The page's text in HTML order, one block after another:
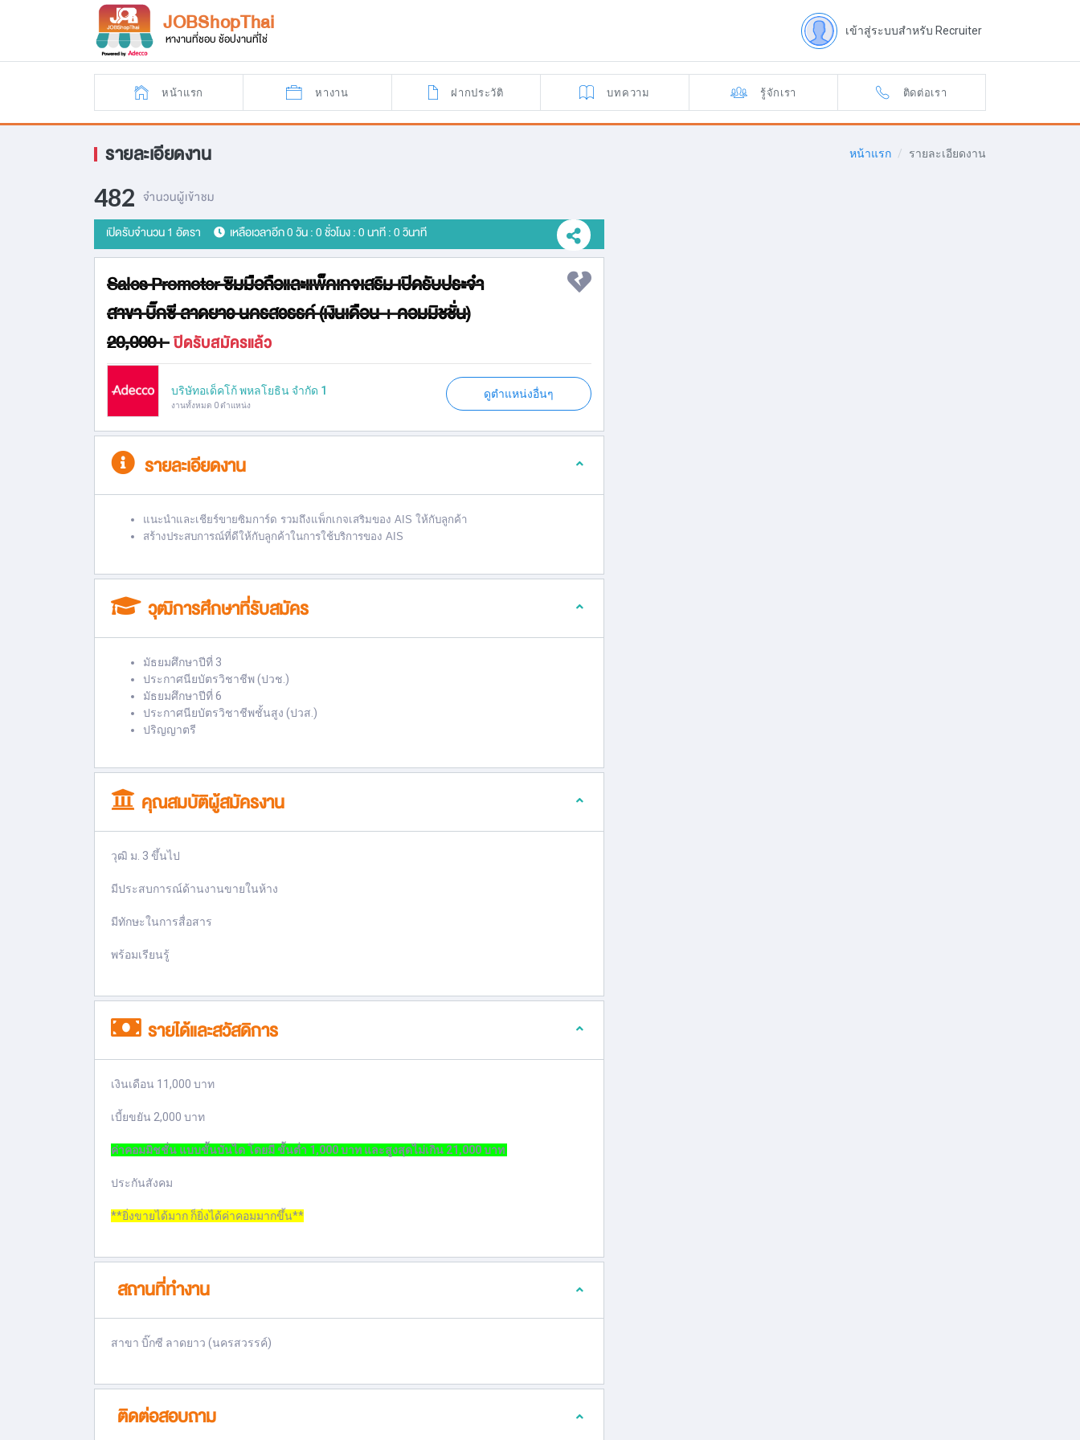
JOBShopThai
หางานที่ชอบ ช้อปงานที่ใช่
เข้าสู่ระบบสำหรับ Recruiter
หน้าแรก หางาน ฝากประวัติ บทความ รู้จักเรา ติดต่อเรา
หน้าแรก รายละเอียดงาน
รายละเอียดงาน
482 จำนวนผู้เข้าชม
เปิดรับจำนวน 1 อัตรา
เหลือเวลาอีก0 วัน : 0 ชั่วโมง : 0 นาที : 0 วินาที
Sales Promoter ซิมมือถือและแพ็คเกจเสริม เปิดรับประจำ
สาขา บิ๊กซี ลาดยาว นครสวรรค์ (เงินเดือน + คอมมิชชั่น)
20,000+ปิดรับสมัครแล้ว
บริษัทอเด็คโก้ พหลโยธิน จำกัด 1
งานทั้งหมด 0 ตำแหน่ง
ดูตำแหน่งอื่นๆ
รายละเอียดงาน
แนะนำและเชียร์ขายซิมการ์ด รวมถึงแพ็กเกจเสริมของ AIS ให้กับลูกค้า
สร้างประสบการณ์ที่ดีให้กับลูกค้าในการใช้บริการของ AIS
วุฒิการศึกษาที่รับสมัคร
มัธยมศึกษาปีที่ 3
ประกาศนียบัตรวิชาชีพ (ปวช.)
มัธยมศึกษาปีที่ 6
ประกาศนียบัตรวิชาชีพชั้นสูง (ปวส.)
ปริญญาตรี
คุณสมบัติผู้สมัครงาน
วุฒิ ม. 3 ขึ้นไป
มีประสบการณ์ด้านงานขายในห้าง
มีทักษะในการสื่อสาร
พร้อมเรียนรู้
รายได้และสวัสดิการ
เงินเดือน 11,000 บาท
เบี้ยขยัน 2,000 บาท
ค่าคอมมิชชั่น แบบขั้นบันได โดยมี ขั้นต่ำ 1,000 บาท และสูงสุดไม่เกิน 21,000 บาท
ประกันสังคม
**ยิ่งขายได้มาก ก็ยิ่งได้ค่าคอมมากขึ้น**
สถานที่ทำงาน
สาขา บิ๊กซี ลาดยาว (นครสวรรค์)
ติดต่อสอบถาม